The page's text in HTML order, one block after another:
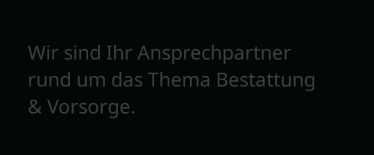
Wir sind Ihr Ansprechpartner
rund um das Thema Bestattung
& Vorsorge.